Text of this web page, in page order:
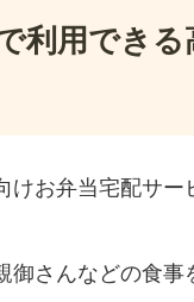
利用でき
けお弁当宅配サー
御さんなどの食